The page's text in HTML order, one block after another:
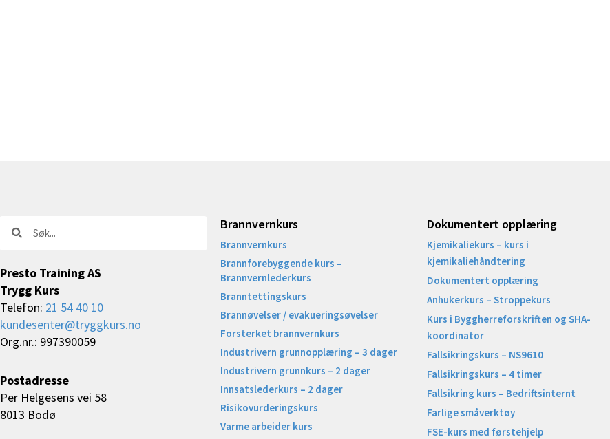
Søk
Presto Training AS
Trygg Kurs
Telefon: 21 54 40 10
kundesenter@tryggkurs.no
Org.nr.: 997390059
Postadresse
Per Helgesens vei 58
8013 Bodø
Brannvernkurs
Brannvernkurs
Brannforebyggende kurs –
Brannvernlederkurs
Branntettingskurs
Brannøvelser / evakueringsøvelser
Forsterket brannvernkurs
Industrivern grunnopplæring – 3 dager
Industrivern grunnkurs – 2 dager
Innsatslederkurs – 2 dager
Risikovurderingskurs
Varme arbeider kurs
Dokumentert opplæring
Kjemikaliekurs – kurs i
kjemikaliehåndtering
Dokumentert opplæring
Anhukerkurs – Stroppekurs
Kurs i Byggherreforskriften og SHA-
koordinator
Fallsikringskurs – NS9610
Fallsikringskurs – 4 timer
Fallsikring kurs – Bedriftsinternt
Farlige småverktøy
FSE-kurs med førstehjelp